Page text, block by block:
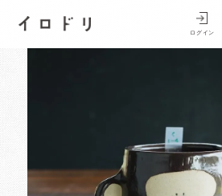
イロドリ
ログイン